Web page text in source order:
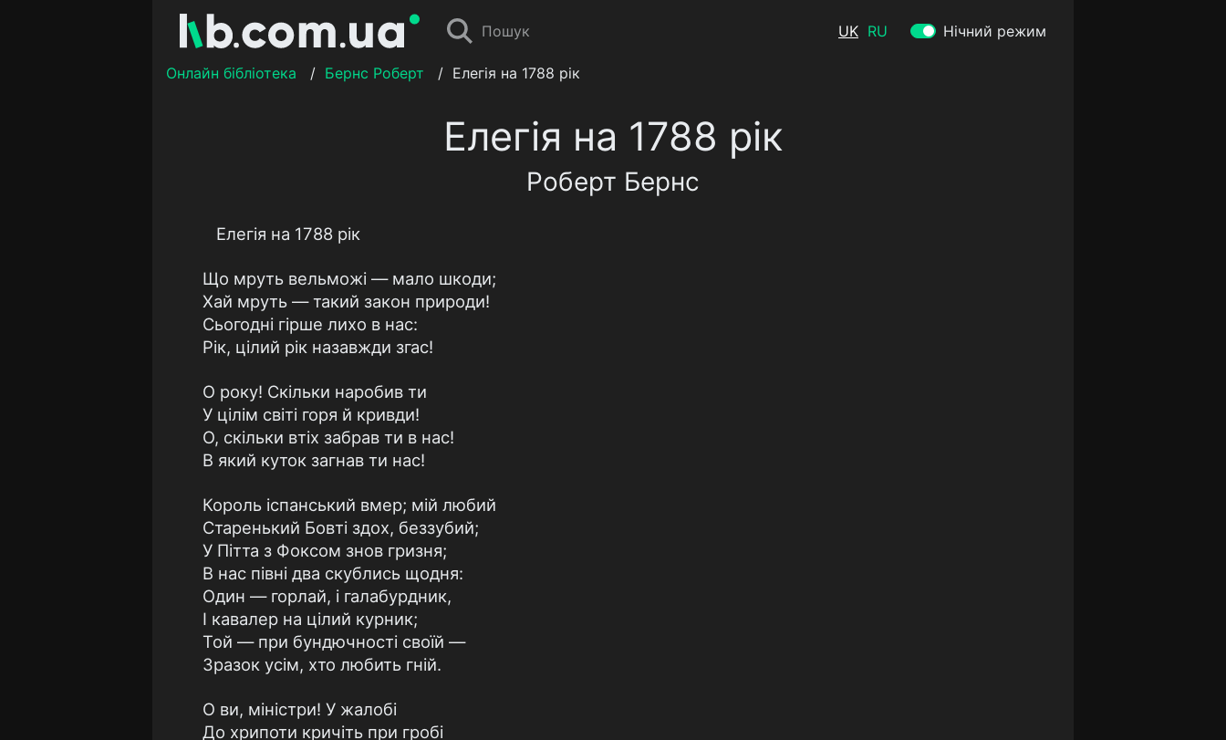
Пошук UK RU Нічний режим
Онлайн бібліотека / Бернс Роберт / Елегія на 1788 рік
Елегія на 1788 рік
Роберт Бернс
Елегія на 1788 рік
Що мруть вельможі — мало шкоди;
Хай мруть — такий закон природи!
Сьогодні гірше лихо в нас:
Рік, цілий рік назавжди згас!
О року! Скільки наробив ти
У цілім світі горя й кривди!
О, скільки втіх забрав ти в нас!
В який куток загнав ти нас!
Король іспанський вмер; мій любий
Старенький Бовті здох, беззубий;
У Пітта з Фоксом знов гризня;
В нас півні два скублись щодня:
Один — горлай, і галабурдник,
I кавалер на цілий курник;
Той — при бундючності своїй —
Зразок усім, хто любить гній.
О ви, міністри! У жалобі
До хрипоти кричіть при гробі